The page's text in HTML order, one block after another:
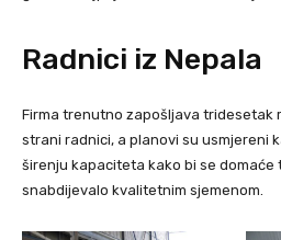
Radnici iz Nepala
Firma trenutno zapošljava tridesetak
strani radnici, a planovi su usmjereni
širenju kapaciteta kako bi se domaće
snabdijevalo kvalitetnim sjemenom.